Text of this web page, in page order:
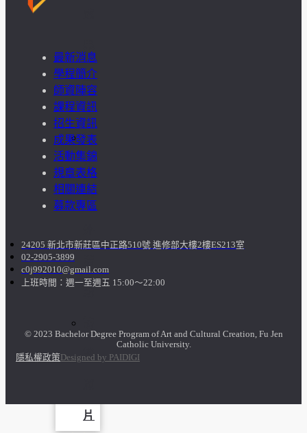
呈
現
學
生
課
談
片
最新消息
學程簡介
師資陣容
課程資訊
招生資訊
成果發表
活動集錦
規章表格
相關連結
募款專區
24205 新北市新莊區中正路510號 進修部大樓2樓ES213室
02-2905-3899
c0j992010@gmail.com
上班時間：週一至週五 15:00～22:00
© 2023 Bachelor Degree Program of Art and Cultural Creation, Fu Jen
Catholic University.
隱私權政策 Designed by PAIDIGI